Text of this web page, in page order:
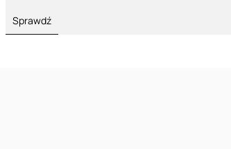
Sprawdź